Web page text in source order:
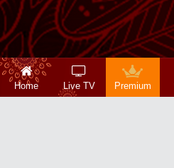
Home Live TV Premium